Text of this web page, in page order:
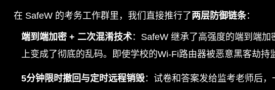
在 SafeW 的考务工作群里，我们直接推行了两层防御链条：
端到端加密 + 二次混淆技术：SafeW 继承了高强度的端到端
上变成了彻底的乱码。即使学校的Wi-Fi路由器被恶意黑客劫持
5分钟限时撤回与定时远程销毁：试卷和答案发给监考老师后